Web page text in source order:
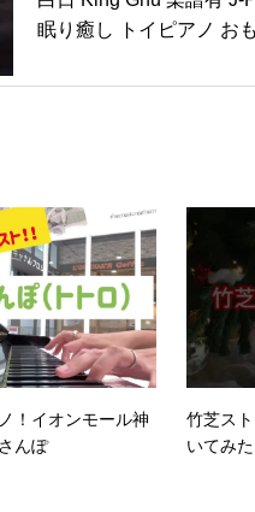
眠り癒し トイピアノ お
32鍵盤 #kinggnu #白日 #
！イオンモール神
んぽ
竹芝ス
いてみ